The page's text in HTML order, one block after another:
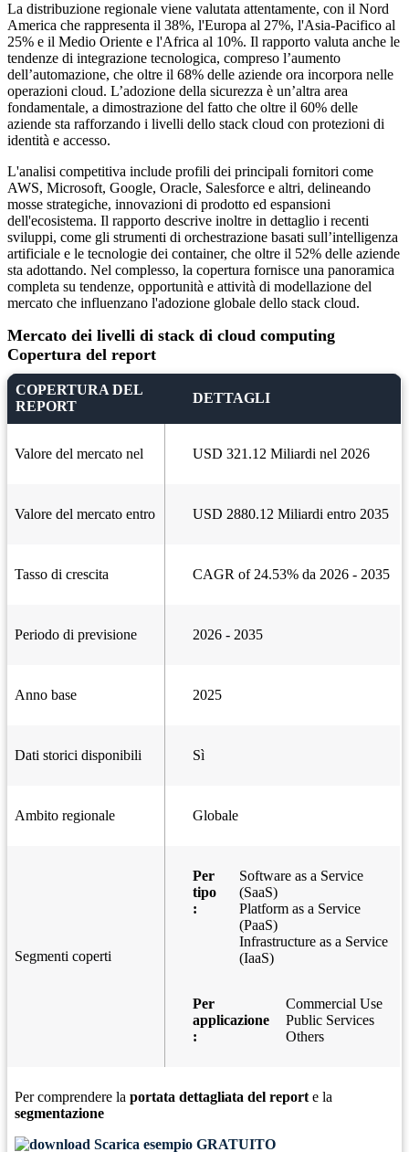
La distribuzione regionale viene valutata attentamente, con il Nord
America che rappresenta il 38%, l'Europa al 27%, l'Asia-Pacifico al
25% e il Medio Oriente e l'Africa al 10%. Il rapporto valuta anche le
tendenze di integrazione tecnologica, compreso l’aumento
dell’automazione, che oltre il 68% delle aziende ora incorpora nelle
operazioni cloud. L’adozione della sicurezza è un’altra area
fondamentale, a dimostrazione del fatto che oltre il 60% delle
aziende sta rafforzando i livelli dello stack cloud con protezioni di
identità e accesso.
L'analisi competitiva include profili dei principali fornitori come
AWS, Microsoft, Google, Oracle, Salesforce e altri, delineando
mosse strategiche, innovazioni di prodotto ed espansioni
dell'ecosistema. Il rapporto descrive inoltre in dettaglio i recenti
sviluppi, come gli strumenti di orchestrazione basati sull’intelligenza
artificiale e le tecnologie dei container, che oltre il 52% delle aziende
sta adottando. Nel complesso, la copertura fornisce una panoramica
completa su tendenze, opportunità e attività di modellazione del
mercato che influenzano l'adozione globale dello stack cloud.
Mercato dei livelli di stack di cloud computing
Copertura del report
COPERTURA DEL
REPORT
DETTAGLI
Valore del mercato nel USD 321.12 Miliardi nel 2026
Valore del mercato entro USD 2880.12 Miliardi entro 2035
Tasso di crescita CAGR of 24.53% da 2026 - 2035
Periodo di previsione 2026 - 2035
Anno base 2025
Dati storici disponibili Sì
Ambito regionale Globale
Segmenti coperti
Per
tipo
:
Software as a Service
(SaaS)
Platform as a Service
(PaaS)
Infrastructure as a Service
(IaaS)
Per
applicazione
:
Commercial Use
Public Services
Others
Per comprendere la portata dettagliata del report e la
segmentazione
Scarica esempio GRATUITO